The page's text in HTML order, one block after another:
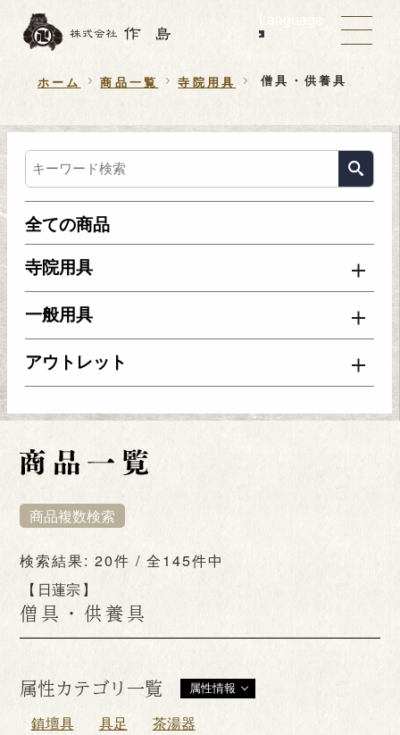
Language
ホーム 商品一覧 寺院用具 僧具・供養具
全ての商品
寺院用具
一般用具
アウトレット
商品複数検索
僧具・供養具
日蓮宗
検索結果: 20件 / 全145件中
属性カテゴリ一覧 属性情報
鎮壇具 具足
茶湯器